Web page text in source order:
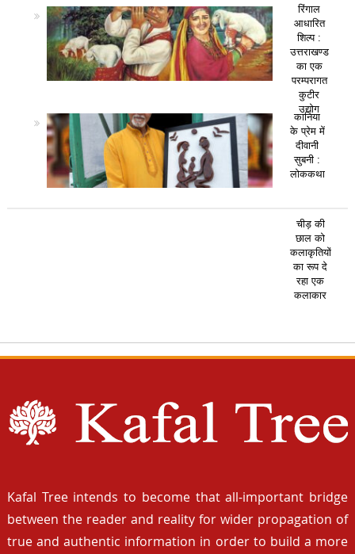
रिंगाल
आधारित
शिल्प :
उत्तराखण्ड
का एक
परम्परागत
कुटीर
उद्योग
कानिया
के प्रेम में
दीवानी
सुबनी :
लोककथा
चीड़ की
छाल को
कलाकृतियों
का रूप दे
रहा एक
कलाकार
Kafal Tree intends to become that all-important bridge
between the reader and reality for wider propagation of
true and authentic information in order to build a more